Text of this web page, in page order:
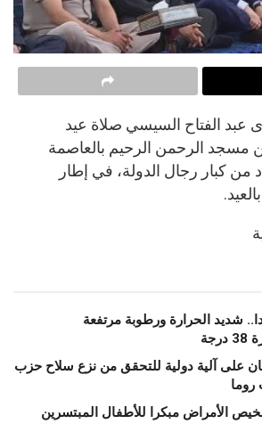
عبد الفتاح السيسي صلاة عيد
مسجد الرحمن الرحيم بالعاصمة
من كبار رجال الدولة، في إطار
شديد الحرارة ورطوبة مرتفعة
على آلية دولية للتحقق من نزع سلاح حزب
روما
الأمراض مبكرا للأطفال المبتسرين